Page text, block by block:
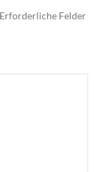
Erforderliche Felder